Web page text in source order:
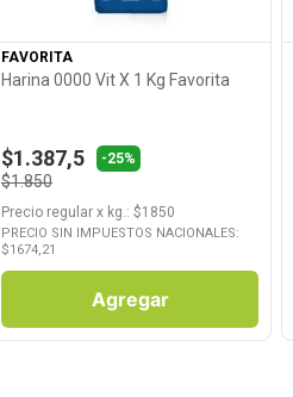
FAVORITA
Harina 0000 Vit X 1 Kg Favorita
$1.387,5 -25%
$1.850
Precio regular x kg.: $1850
PRECIO SIN IMPUESTOS NACIONALES:
$1674,21
Agregar